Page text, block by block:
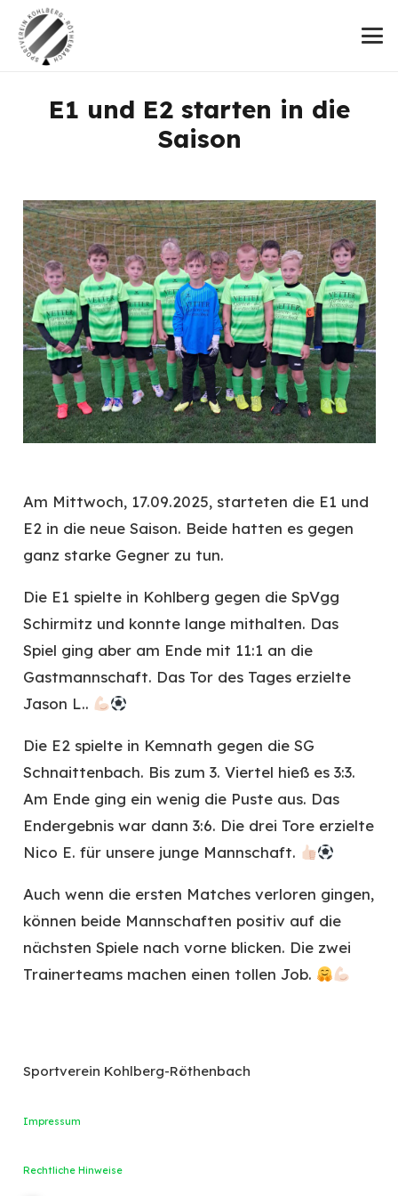
E1 und E2 starten in die
Saison
Am Mittwoch, 17.09.2025, starteten die E1 und
E2 in die neue Saison. Beide hatten es gegen
ganz starke Gegner zu tun.
Die E1 spielte in Kohlberg gegen die SpVgg
Schirmitz und konnte lange mithalten. Das
Spiel ging aber am Ende mit 11:1 an die
Gastmannschaft. Das Tor des Tages erzielte
Jason L..
Die E2 spielte in Kemnath gegen die SG
Schnaittenbach. Bis zum 3. Viertel hieß es 3:3.
Am Ende ging ein wenig die Puste aus. Das
Endergebnis war dann 3:6. Die drei Tore erzielte
Nico E. für unsere junge Mannschaft.
Auch wenn die ersten Matches verloren gingen,
können beide Mannschaften positiv auf die
nächsten Spiele nach vorne blicken. Die zwei
Trainerteams machen einen tollen Job.
Sportverein Kohlberg-Röthenbach
Impressum
Rechtliche Hinweise